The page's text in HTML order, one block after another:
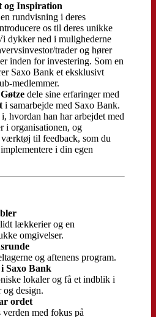
og Inspiration
rundvisning i deres
os til deres unikke
dykker ned i mulighederne
trader og hører
inden for investering. Som en
Saxo Bank et eksklusivt
medlemmer.
dele sine erfaringer med
i samarbejde med Saxo Bank.
hvordan han har arbejdet med
i organisationen, og
til feedback, som du
i din egen
lækkerier og en
omgivelser.
og aftenens program.
Saxo Bank
lokaler og få et indblik i
og design.
ordet
med fokus på